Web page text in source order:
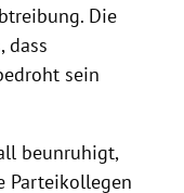
Die
dass
sein
beunruhigt,
Parteikollegen